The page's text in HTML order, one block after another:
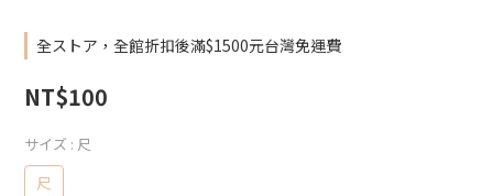
全ストア，全館折扣後滿$1500元台灣免運費
NT$100
サイズ : 尺
尺